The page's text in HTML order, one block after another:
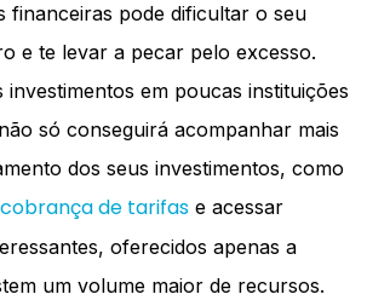
financeiras pode dificultar o seu
e te levar a pecar pelo excesso.
em poucas instituições
só conseguirá acompanhar mais
dos seus investimentos, como
cobrança de tarifase acessar
oferecidos apenas a
um volume maior de recursos.